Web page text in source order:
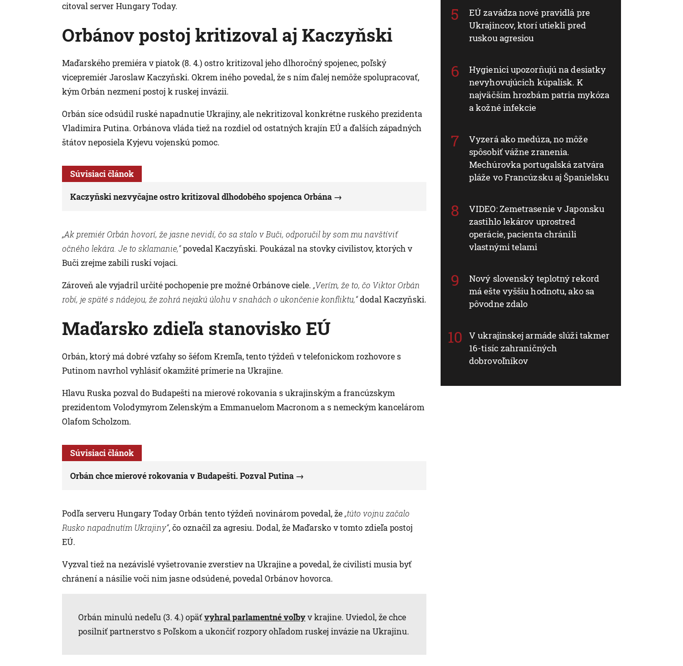
citoval server Hungary Today.
Orbánov postoj kritizoval aj Kaczyňski
Maďarského premiéra v piatok (8. 4.) ostro kritizoval jeho dlhoročný spojenec, poľský
vicepremiér Jaroslaw Kaczyňski. Okrem iného povedal, že s ním ďalej nemôže spolupracovať,
kým Orbán nezmení postoj k ruskej invázii.
Orbán síce odsúdil ruské napadnutie Ukrajiny, ale nekritizoval konkrétne ruského prezidenta
Vladimira Putina. Orbánova vláda tiež na rozdiel od ostatných krajín EÚ a ďalších západných
štátov neposiela Kyjevu vojenskú pomoc.
Súvisiaci článok
Kaczyňski nezvyčajne ostro kritizoval dlhodobého spojenca Orbána
„Ak premiér Orbán hovorí, že jasne nevidí, čo sa stalo v Buči, odporučil by som mu navštíviť
očného lekára. Je to sklamanie,“povedal Kaczyňski. Poukázal na stovky civilistov, ktorých v
Buči zrejme zabili ruskí vojaci.
Zároveň ale vyjadril určité pochopenie pre možné Orbánove ciele. „Verím, že to, čo Viktor Orbán
robí, je späté s nádejou, že zohrá nejakú úlohu v snahách o ukončenie konfliktu,“dodal Kaczyňski.
Maďarsko zdieľa stanovisko EÚ
Orbán, ktorý má dobré vzťahy so šéfom Kremľa, tento týždeň v telefonickom rozhovore s
Putinom navrhol vyhlásiť okamžité prímerie na Ukrajine.
Hlavu Ruska pozval do Budapešti na mierové rokovania s ukrajinským a francúzskym
prezidentom Volodymyrom Zelenským a Emmanuelom Macronom a s nemeckým kancelárom
Olafom Scholzom.
Súvisiaci článok
Orbán chce mierové rokovania v Budapešti. Pozval Putina
Podľa serveru Hungary Today Orbán tento týždeň novinárom povedal, že„túto vojnu začalo
Rusko napadnutím Ukrajiny“, čo označil za agresiu. Dodal, že Maďarsko v tomto zdieľa postoj
EÚ.
Vyzval tiež na nezávislé vyšetrovanie zverstiev na Ukrajine a povedal, že civilisti musia byť
chránení a násilie voči nim jasne odsúdené, povedal Orbánov hovorca.
Orbán minulú nedeľu (3. 4.) opäťvyhral parlamentné voľbyv krajine. Uviedol, že chce
posilniť partnerstvo s Poľskom a ukončiť rozpory ohľadom ruskej invázie na Ukrajinu.
EÚ zavádza nové pravidlá pre
Ukrajincov, ktorí utiekli pred
ruskou agresiou
Hygienici upozorňujú na desiatky
nevyhovujúcich kúpalísk. K
najväčším hrozbám patria mykóza
a kožné infekcie
Vyzerá ako medúza, no môže
spôsobiť vážne zranenia.
Mechúrovka portugalská zatvára
pláže vo Francúzsku aj Španielsku
VIDEO: Zemetrasenie v Japonsku
zastihlo lekárov uprostred
operácie, pacienta chránili
vlastnými telami
Nový slovenský teplotný rekord
má ešte vyššiu hodnotu, ako sa
pôvodne zdalo
V ukrajinskej armáde slúži takmer
16-tisíc zahraničných
dobrovoľníkov